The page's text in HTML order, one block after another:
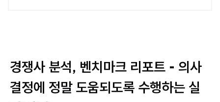
경쟁사 분석, 벤치마크 리포트 - 의사
결정에 정말 도움되도록 수행하는 실